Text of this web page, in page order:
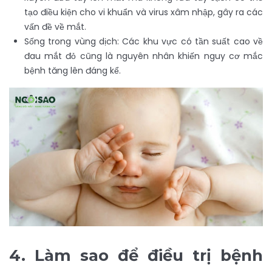
tạo điều kiện cho vi khuẩn và virus xâm nhập, gây ra các
vấn đề về mắt.
Sống trong vùng dịch: Các khu vực có tần suất cao về
đau mắt đỏ cũng là nguyên nhân khiến nguy cơ mắc
bệnh tăng lên đáng kể.
4. Làm sao để điều trị bệnh